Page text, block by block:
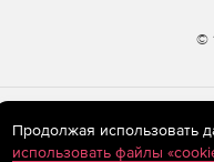
©
store.softline.ru
сведений, относящихся
Продолжая использовать
использовать файлы